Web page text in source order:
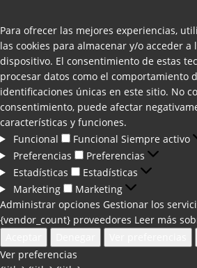
Para ofrecer las mejores experiencias,
las cookies para almacenar y/o acceder
dispositivo. El consentimiento de estas
procesar datos como el comportamiento
identificaciones únicas en este sitio. No
consentimiento, puede afectar
características y funciones.
Funcional
Funcional Siempre activo
Preferencias
Preferencias
Estadísticas
Estadísticas
Marketing
Marketing
Administrar opciones Gestionar los
{vendor_count} proveedores Leer más
Ver preferencias